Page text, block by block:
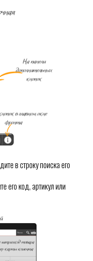
в строку поиска его
его код, артикул или